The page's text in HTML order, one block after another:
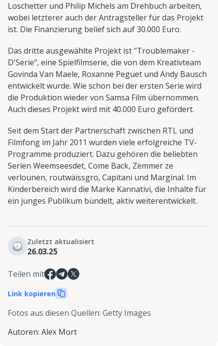
Loschetter und Philip Michels am Drehbuch arbeiten,
wobei letzterer auch der Antragsteller für das Projekt
ist. Die Finanzierung belief sich auf 30.000 Euro.
Das dritte ausgewählte Projekt ist "Troublemaker -
D'Serie", eine Spielfilmserie, die von dem Kreativteam
Govinda Van Maele, Roxanne Peguet und Andy Bausch
entwickelt wurde. Wie schon bei der ersten Serie wird
die Produktion wieder von Samsa Film übernommen.
Auch dieses Projekt wird mit 40.000 Euro gefördert.
Seit dem Start der Partnerschaft zwischen RTL und
Filmfong im Jahr 2011 wurden viele erfolgreiche TV-
Programme produziert. Dazu gehören die beliebten
Serien Weemseesdet, Come Back, Zëmmer ze
verlounen, routwäissgro, Capitani und Marginal. Im
Kinderbereich wird die Marke Kannativi, die Inhalte für
ein junges Publikum bündelt, aktiv weiterentwickelt.
Zuletzt aktualisiert
26.03.25
Teilen mit
Link kopieren
Fotos aus diesen Quellen: Getty Images
Autoren: Alex Mort